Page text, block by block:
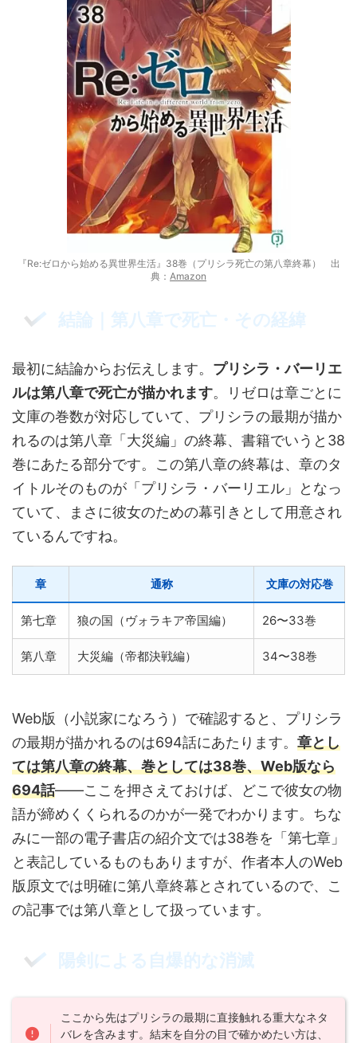
『Re:ゼロから始める異世界生活』38巻（プリシラ死亡の第八章終幕） 出
典： Amazon
結論｜第八章で死亡・その経緯
最初に結論からお伝えします。 プリシラ・バーリエ
ルは第八章で死亡が描かれます。リゼロは章ごとに
文庫の巻数が対応していて、プリシラの最期が描か
れるのは第八章「大災編」の終幕、書籍でいうと38
巻にあたる部分です。この第八章の終幕は、章のタ
イトルそのものが「プリシラ・バーリエル」となっ
ていて、まさに彼女のための幕引きとして用意され
ているんですね。
章 通称 文庫の対応巻
第七章 狼の国（ヴォラキア帝国編） 26〜33巻
第八章 大災編（帝都決戦編） 34〜38巻
Web版（小説家になろう）で確認すると、プリシラ
の最期が描かれるのは694話にあたります。 章とし
ては第八章の終幕、巻としては38巻、Web版なら
694話——ここを押さえておけば、どこで彼女の物
語が締めくくられるのかが一発でわかります。ちな
みに一部の電子書店の紹介文では38巻を「第七章」
と表記しているものもありますが、作者本人のWeb
版原文では明確に第八章終幕とされているので、こ
の記事では第八章として扱っています。
陽剣による自爆的な消滅
ここから先はプリシラの最期に直接触れる重大なネタ
バレを含みます。結末を自分の目で確かめたい方は、